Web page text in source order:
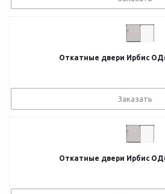
Откатные двери Ирбис
Заказать
Откатные двери Ирбис